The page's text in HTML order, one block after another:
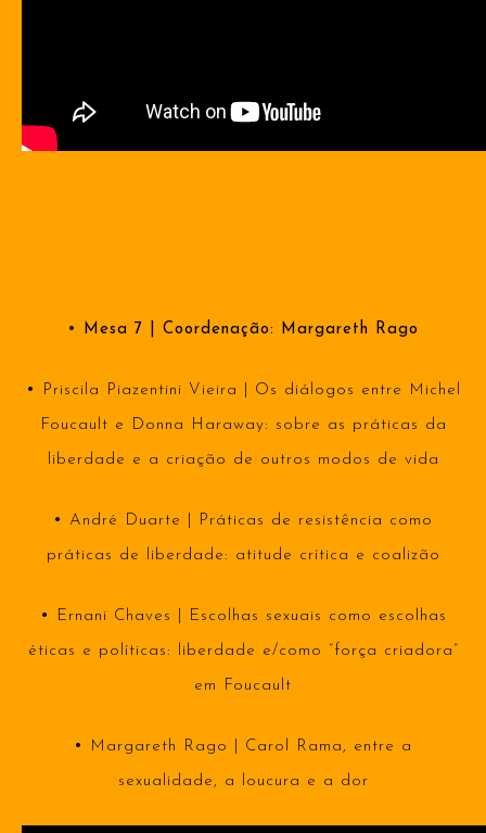
• Mesa 7 | Coordenação: Margareth Rago
• Priscila Piazentini Vieira | Os diálogos entre Michel
Foucault e Donna Haraway: sobre as práticas da
liberdade e a criação de outros modos de vida
• André Duarte | Práticas de resistência como
práticas de liberdade: atitude crítica e coalizão
• Ernani Chaves | Escolhas sexuais como escolhas
éticas e políticas: liberdade e/como “força criadora”
em Foucault
• Margareth Rago | Carol Rama, entre a
sexualidade, a loucura e a dor